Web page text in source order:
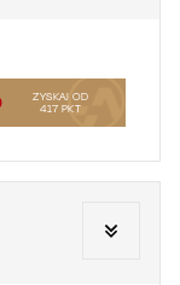
ZYSKAJ OD
417 PKT